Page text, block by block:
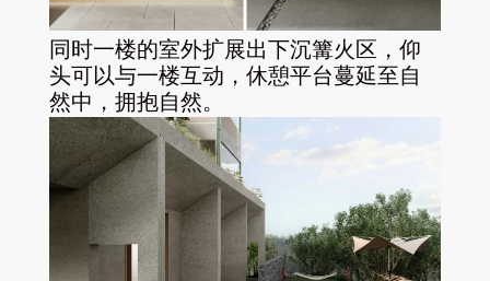
同时一楼的室外扩展出下沉篝火区，仰
头可以与一楼互动，休憩平台蔓延至自
然中，拥抱自然。